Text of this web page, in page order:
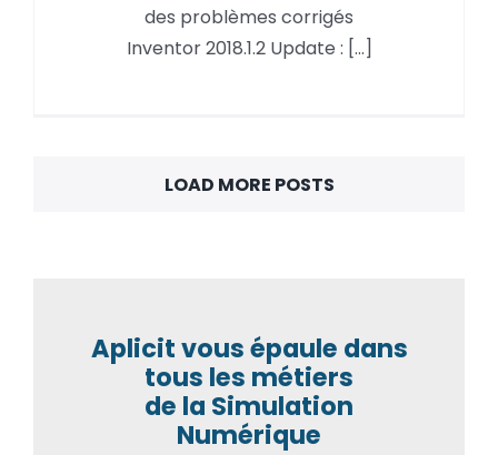
Inventor 2018.1.2 Mise à jour
des problèmes corrigés
Inventor 2018.1.2 Update : [...]
LOAD MORE POSTS
Aplicit vous épaule dans
tous les métiers
de la Simulation
Numérique